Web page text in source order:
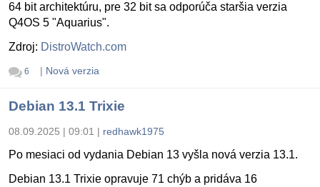
64 bit architektúru, pre 32 bit sa odporúča staršia verzia
Q4OS 5 "Aquarius".
Zdroj: DistroWatch.com
6 | Nová verzia
Debian 13.1 Trixie
08.09.2025 | 09:01 | redhawk1975
Po mesiaci od vydania Debian 13 vyšla nová verzia 13.1.
Debian 13.1 Trixie opravuje 71 chýb a pridáva 16